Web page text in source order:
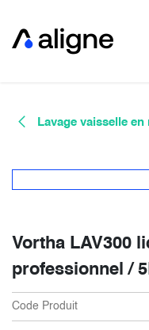
Lavage vaisselle en
Vortha LAV300
professionnel /
Code Produit